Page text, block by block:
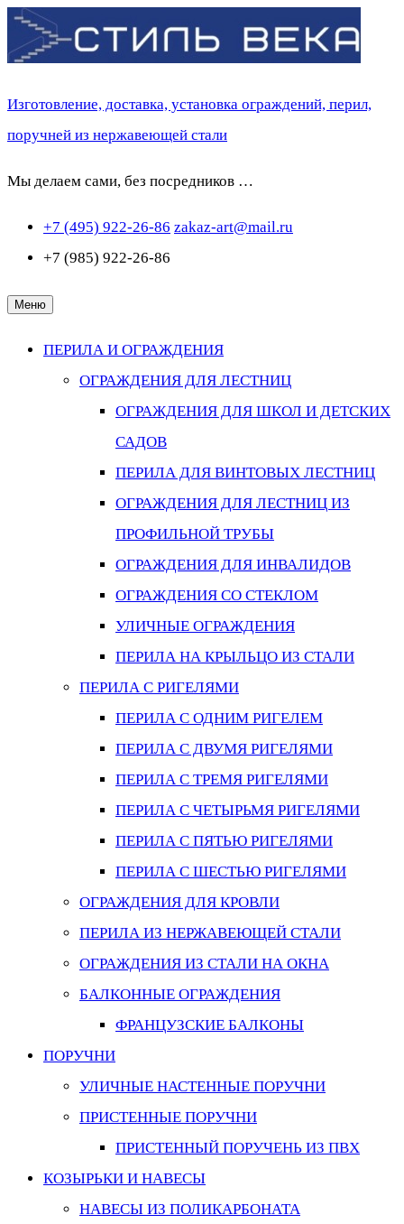
Перейти
к
Изготовление, доставка, установка ограждений, перил,
поручней из нержавеющей стали
Мы делаем сами, без посредников …
+7 (495) 922-26-86 zakaz-art@mail.ru
+7 (985) 922-26-86
Меню
ПЕРИЛА И ОГРАЖДЕНИЯ
ОГРАЖДЕНИЯ ДЛЯ ЛЕСТНИЦ
ОГРАЖДЕНИЯ ДЛЯ ШКОЛ И ДЕТСКИХ
САДОВ
ПЕРИЛА ДЛЯ ВИНТОВЫХ ЛЕСТНИЦ
ОГРАЖДЕНИЯ ДЛЯ ЛЕСТНИЦ ИЗ
ПРОФИЛЬНОЙ ТРУБЫ
ОГРАЖДЕНИЯ ДЛЯ ИНВАЛИДОВ
ОГРАЖДЕНИЯ СО СТЕКЛОМ
УЛИЧНЫЕ ОГРАЖДЕНИЯ
ПЕРИЛА НА КРЫЛЬЦО ИЗ СТАЛИ
ПЕРИЛА С РИГЕЛЯМИ
ПЕРИЛА С ОДНИМ РИГЕЛЕМ
ПЕРИЛА С ДВУМЯ РИГЕЛЯМИ
ПЕРИЛА С ТРЕМЯ РИГЕЛЯМИ
ПЕРИЛА С ЧЕТЫРЬМЯ РИГЕЛЯМИ
ПЕРИЛА С ПЯТЬЮ РИГЕЛЯМИ
ПЕРИЛА С ШЕСТЬЮ РИГЕЛЯМИ
ОГРАЖДЕНИЯ ДЛЯ КРОВЛИ
ПЕРИЛА ИЗ НЕРЖАВЕЮЩЕЙ СТАЛИ
ОГРАЖДЕНИЯ ИЗ СТАЛИ НА ОКНА
БАЛКОННЫЕ ОГРАЖДЕНИЯ
ФРАНЦУЗСКИЕ БАЛКОНЫ
ПОРУЧНИ
УЛИЧНЫЕ НАСТЕННЫЕ ПОРУЧНИ
ПРИСТЕННЫЕ ПОРУЧНИ
ПРИСТЕННЫЙ ПОРУЧЕНЬ ИЗ ПВХ
КОЗЫРЬКИ И НАВЕСЫ
НАВЕСЫ ИЗ ПОЛИКАРБОНАТА